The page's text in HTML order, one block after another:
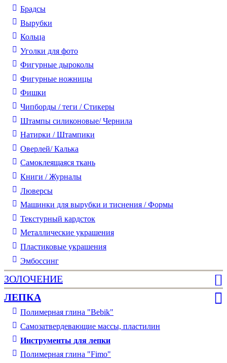
Брадсы
Вырубки
Кольца
Уголки для фото
Фигурные дыроколы
Фигурные ножницы
Фишки
Чипборды / теги / Стикеры
Штампы силиконовые/ Чернила
Натирки / Штампики
Оверлей/ Калька
Самоклеящаяся ткань
Книги / Журналы
Люверсы
Машинки для вырубки и тиснения / Формы
Текстурный кардсток
Металлические украшения
Пластиковые украшения
Эмбоссинг
ЗОЛОЧЕНИЕ
ЛЕПКА
Полимерная глина "Bebik"
Самозатвердевающие массы, пластилин
Инструменты для лепки
Полимерная глина "Fimo"